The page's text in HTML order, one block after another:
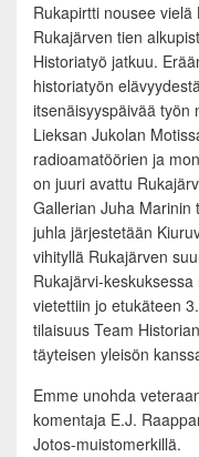
Rukapirtti nousee
Rukajärven tien
Historiatyö jatkuu.
historiatyön
itsenäisyyspäivää työn
Lieksan Jukolan
radioamatöörien ja
on juuri avattu
Gallerian Juha Marinin
juhla järjestetään
vihityllä Rukajärven
Rukajärvi-
vietettiin jo etukäteen
tilaisuus Team
täyteisen yleisön
Emme unohda
komentaja E.J.
Jotos-muistomerkillä.